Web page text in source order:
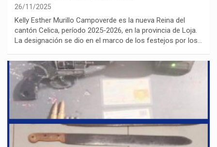
26/11/2025
Kelly Esther Murillo Campoverde es la nueva Reina del
cantón Celica, período 2025-2026, en la provincia de Loja.
La designación se dio en el marco de los festejos por los…